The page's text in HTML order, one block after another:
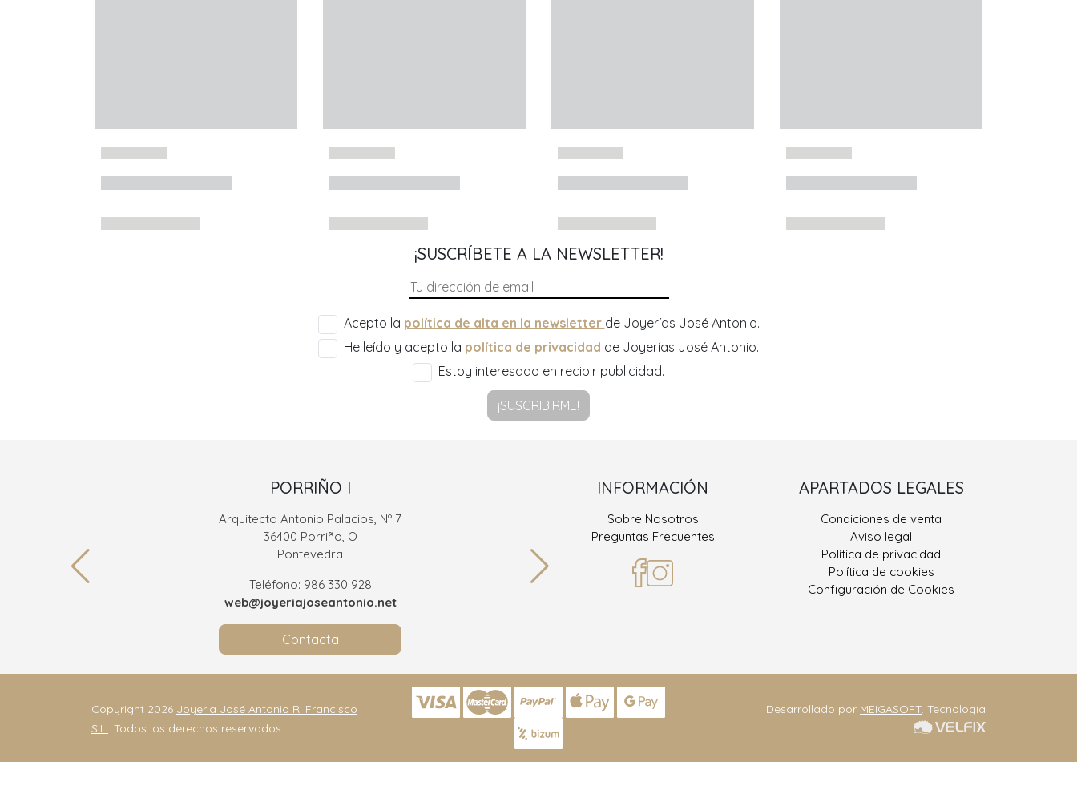
¡SUSCRÍBETE A LA NEWSLETTER!
Acepto la política de alta en la newsletter de Joyerías José Antonio.
He leído y acepto la política de privacidad de Joyerías José Antonio.
Estoy interesado en recibir publicidad.
¡SUSCRIBIRME!
PORRIÑO I
Arquitecto Antonio Palacios, Nº 7
36400 Porriño, O
Pontevedra
Teléfono: 986 330 928
web@joyeriajoseantonio.net
Contacta
Ramón González, Nº 9
36400 Porriño, O
Teléfono: 986 330 928
INFORMACIÓN
Sobre Nosotros
Preguntas Frecuentes
APARTADOS LEGALES
Condiciones de venta
Aviso legal
Política de privacidad
Política de cookies
Configuración de Cookies
Copyright 2026 Joyeria José Antonio R. Francisco
S.L.. Todos los derechos reservados.
Desarrollado por MEIGASOFT. Tecnología